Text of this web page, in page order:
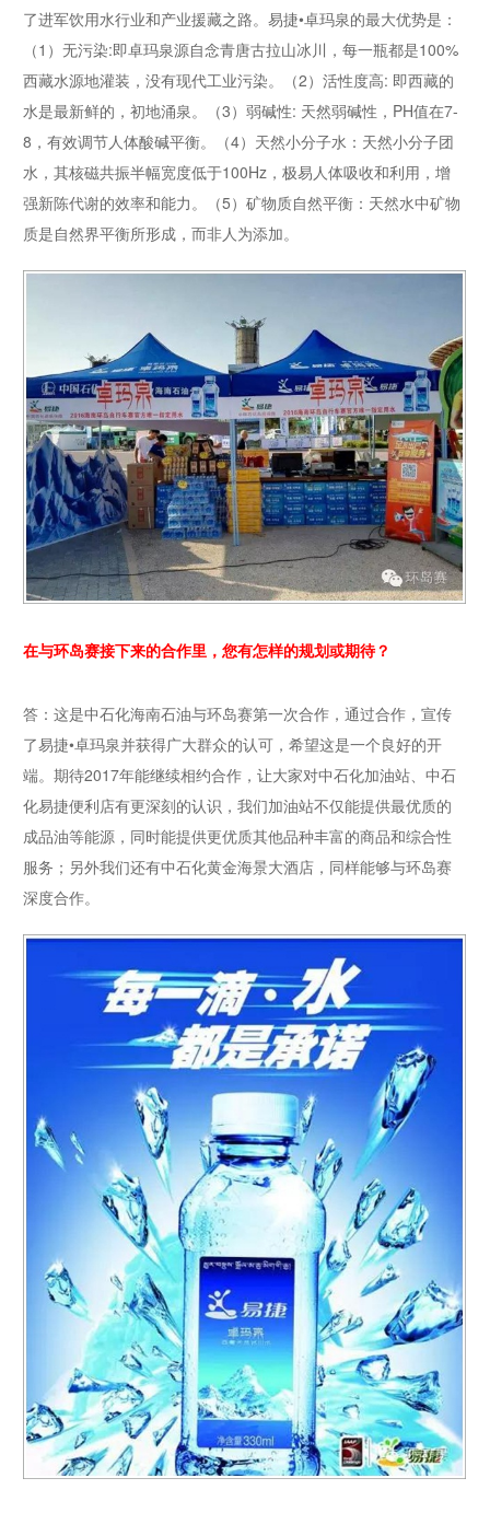
了进军饮用水行业和产业援藏之路。易捷•卓玛泉的最大优势是：
（1）无污染:即卓玛泉源自念青唐古拉山冰川，每一瓶都是100%
西藏水源地灌装，没有现代工业污染。（2）活性度高: 即西藏的
水是最新鲜的，初地涌泉。（3）弱碱性: 天然弱碱性，PH值在7-
8，有效调节人体酸碱平衡。（4）天然小分子水：天然小分子团
水，其核磁共振半幅宽度低于100Hz，极易人体吸收和利用，增
强新陈代谢的效率和能力。（5）矿物质自然平衡：天然水中矿物
质是自然界平衡所形成，而非人为添加。
在与环岛赛接下来的合作里，您有怎样的规划或期待？
答：这是中石化海南石油与环岛赛第一次合作，通过合作，宣传
了易捷•卓玛泉并获得广大群众的认可，希望这是一个良好的开
端。期待2017年能继续相约合作，让大家对中石化加油站、中石
化易捷便利店有更深刻的认识，我们加油站不仅能提供最优质的
成品油等能源，同时能提供更优质其他品种丰富的商品和综合性
服务；另外我们还有中石化黄金海景大酒店，同样能够与环岛赛
深度合作。